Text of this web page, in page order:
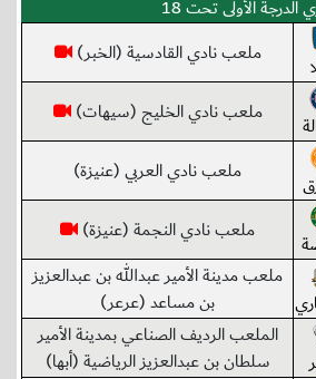
الدرجة الأولى تحت 18
ملعب نادي القادسية (الخبر)
ملعب نادي الخليج (سيهات)
ملعب نادي العربي (عنيزة)
ملعب نادي النجمة (عنيزة)
ملعب مدينة الأمير عبدالله بن عبدالعزيز
بن مساعد (عرعر)
الملعب الرديف الصناعي بمدينة الأمير
سلطان بن عبدالعزيز الرياضية (أبها)